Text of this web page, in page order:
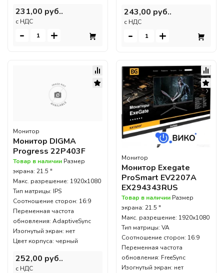
231,00 руб..
c НДС
- +
243,00 руб..
c НДС
- +
Монитор
Монитор DIGMA
Progress 22P403F
Товар в наличии Размер
экрана: 21.5 "
Макс. разрешение: 1920x1080
Тип матрицы: IPS
Соотношение сторон: 16:9
Переменная частота
обновления: AdaptiveSync
Изогнутый экран: нет
Цвет корпуса: черный
252,00 руб..
c НДС
Монитор
Монитор Exegate
ProSmart EV2207A
EX294343RUS
Товар в наличии Размер
экрана: 21.5 "
Макс. разрешение: 1920x1080
Тип матрицы: VA
Соотношение сторон: 16:9
Переменная частота
обновления: FreeSync
Изогнутый экран: нет